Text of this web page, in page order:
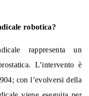
robotica?
rappresenta un
L’intervento è
con l’evolversi della